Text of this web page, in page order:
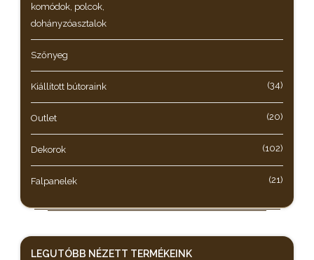
komódok, polcok,
dohányzóasztalok
Szőnyeg
Kiállított bútoraink (34)
Outlet (20)
Dekorok (102)
Falpanelek (21)
LEGUTÓBB NÉZETT TERMÉKEINK